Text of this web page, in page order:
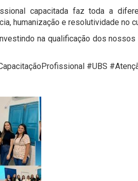
capacitada faz toda a
humanização e resolutividade no
na qualificação dos
#UBS